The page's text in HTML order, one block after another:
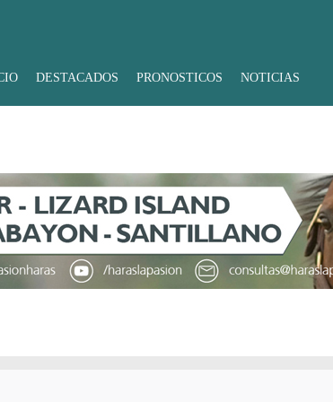
DESTACADOS PRONOSTICOS NOTICIAS